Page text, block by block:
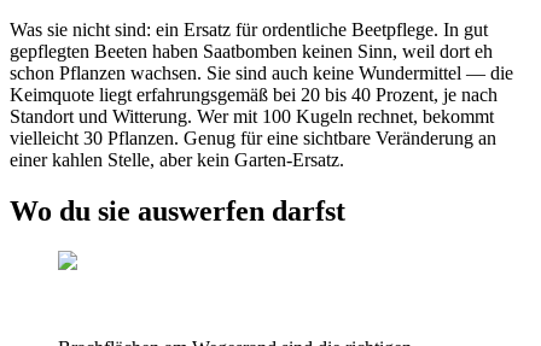
Was sie nicht sind: ein Ersatz für ordentliche Beetpflege. In gut
gepflegten Beeten haben Saatbomben keinen Sinn, weil dort eh
schon Pflanzen wachsen. Sie sind auch keine Wundermittel — die
Keimquote liegt erfahrungsgemäß bei 20 bis 40 Prozent, je nach
Standort und Witterung. Wer mit 100 Kugeln rechnet, bekommt
vielleicht 30 Pflanzen. Genug für eine sichtbare Veränderung an
einer kahlen Stelle, aber kein Garten-Ersatz.
Wo du sie auswerfen darfst